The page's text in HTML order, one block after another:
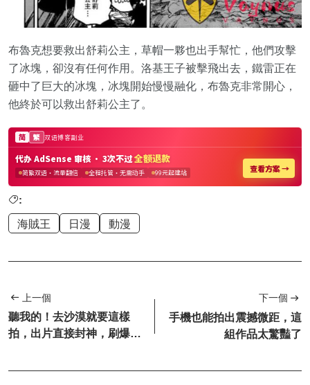
布魯克想要救出舒莉公主，草帽一夥也出手幫忙，他們攻擊
了冰塊，卻沒有任何作用。洛基王子被擊飛出去，鐵雷正在
砸中了巨大的冰塊，冰塊開始慢慢融化，布魯克非常開心，
他終於可以救出舒莉公主了。
:
海賊王 日漫 動漫
上一個
聽我的！去沙漠就要這樣
拍，出片直接封神，刷爆朋
下一個
手機也能拍出震撼微距，這
組作品太驚豔了